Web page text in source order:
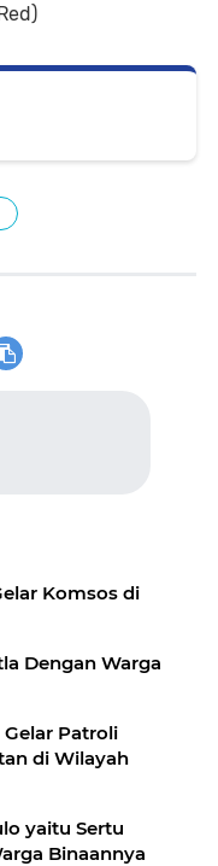
Komsos di
Dengan Warga
Patroli
di Wilayah
yaitu Sertu
Binaannya